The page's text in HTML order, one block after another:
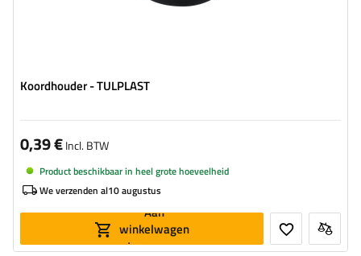
Koordhouder - TULPLAST
0,39 €Incl. BTW
Product beschikbaar in heel grote hoeveelheid
We verzenden al10 augustus
Aan
winkelwagen
toevoegen